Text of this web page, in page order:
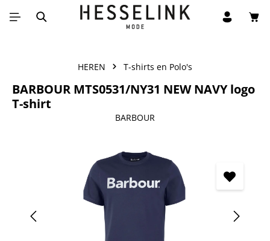
Ga naar de hoofdinhoud
HEREN T-shirts en Polo's
BARBOUR MTS0531/NY31 NEW NAVY logo
T-shirt
BARBOUR
Afbeeldingengalerij overslaan